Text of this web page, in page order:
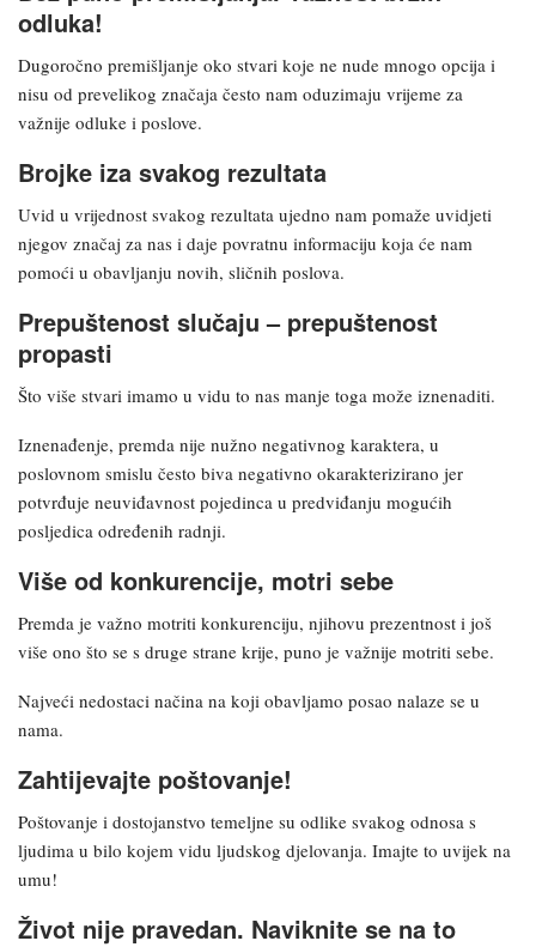
odluka!
Dugoročno premišljanje oko stvari koje ne nude mnogo opcija i
nisu od prevelikog značaja često nam oduzimaju vrijeme za
važnije odluke i poslove.
Brojke iza svakog rezultata
Uvid u vrijednost svakog rezultata ujedno nam pomaže uvidjeti
njegov značaj za nas i daje povratnu informaciju koja će nam
pomoći u obavljanju novih, sličnih poslova.
Prepuštenost slučaju – prepuštenost
propasti
Što više stvari imamo u vidu to nas manje toga može iznenaditi.
Iznenađenje, premda nije nužno negativnog karaktera, u
poslovnom smislu često biva negativno okarakterizirano jer
potvrđuje neuviđavnost pojedinca u predviđanju mogućih
posljedica određenih radnji.
Više od konkurencije, motri sebe
Premda je važno motriti konkurenciju, njihovu prezentnost i još
više ono što se s druge strane krije, puno je važnije motriti sebe.
Najveći nedostaci načina na koji obavljamo posao nalaze se u
nama.
Zahtijevajte poštovanje!
Poštovanje i dostojanstvo temeljne su odlike svakog odnosa s
ljudima u bilo kojem vidu ljudskog djelovanja. Imajte to uvijek na
umu!
Život nije pravedan. Naviknite se na to